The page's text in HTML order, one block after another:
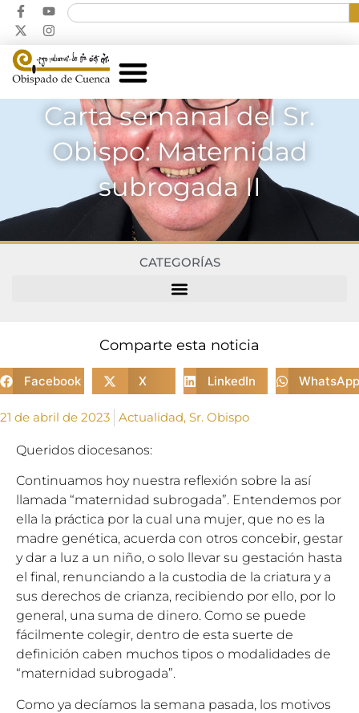
Carta semanal del Sr.
Obispo: Maternidad
subrogada II
CATEGORÍAS
Comparte esta noticia
Facebook X LinkedIn WhatsApp
21 de abril de 2023 Actualidad, Sr. Obispo
Queridos diocesanos:
Continuamos hoy nuestra reflexión sobre la así
llamada “maternidad subrogada”. Entendemos por
ella la práctica por la cual una mujer, que no es la
madre genética, acuerda con otros concebir, gestar
y dar a luz a un niño, o solo llevar su gestación hasta
el final, renunciando a la custodia de la criatura y a
sus derechos de crianza, recibiendo por ello, por lo
general, una suma de dinero. Como se puede
fácilmente colegir, dentro de esta suerte de
definición caben muchos tipos o modalidades de
“maternidad subrogada”.
Como ya decíamos la semana pasada, los motivos